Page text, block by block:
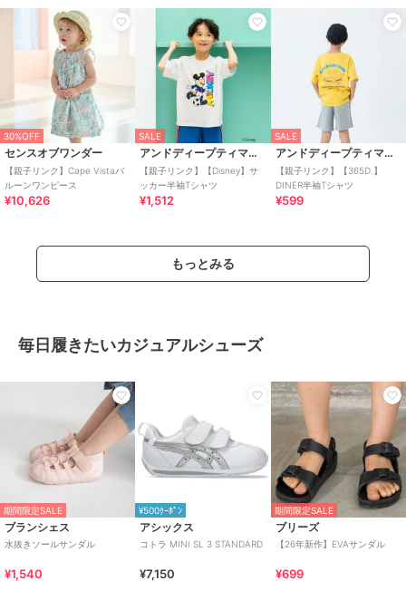
30%OFF
センスオブワンダー
【親子リンク】Cape Vistaバ
ルーンワンピース
¥10,626
SALE
アンドディープティマイン
【親子リンク】【Disney】サ
ッカー半袖Tシャツ
¥1,512
SALE
アンドディープティマイン
【親子リンク】【365D.】
DINER半袖Tシャツ
¥599
もっとみる
毎日履きたいカジュアルシューズ
期間限定SALE
ブランシェス
水抜きソールサンダル
¥1,540
¥500ｸｰﾎﾟﾝ
アシックス
コトラ MINI SL 3 STANDARD
¥7,150
期間限定SALE
ブリーズ
【26年新作】EVAサンダル
¥699